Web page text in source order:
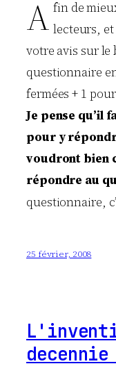
A fin de
lecteurs,
votre avis sur le
questionnaire
fermées + 1
Je pense qu’il
pour y
voudront bien
répondre au
questionnaire,
25 février, 2008